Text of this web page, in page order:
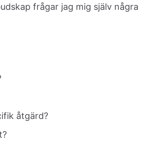
frågar jag mig själv några
åtgärd?